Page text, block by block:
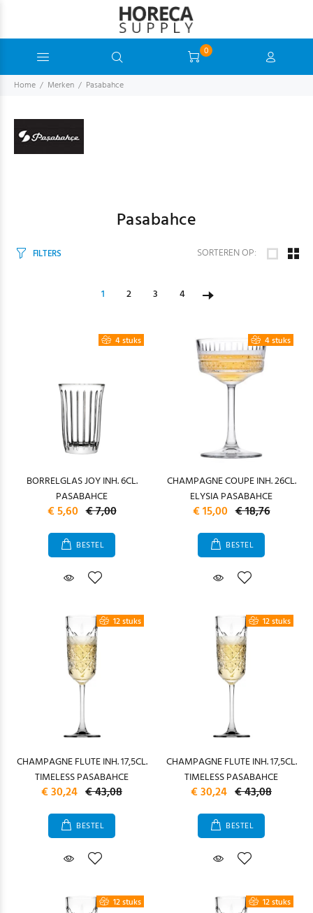
0
Home Merken Pasabahce
Pasabahce
FILTERS SORTEREN OP:
1 2 3 4
4 stuks
BORRELGLAS JOY INH. 6CL.
PASABAHCE
€ 5,60 € 7,00
BESTEL
4 stuks
CHAMPAGNE COUPE INH. 26CL.
ELYSIA PASABAHCE
€ 15,00 € 18,76
BESTEL
12 stuks
CHAMPAGNE FLUTE INH. 17,5CL.
TIMELESS PASABAHCE
€ 30,24 € 43,08
BESTEL
12 stuks
CHAMPAGNE FLUTE INH. 17,5CL.
TIMELESS PASABAHCE
€ 30,24 € 43,08
BESTEL
12 stuks 12 stuks